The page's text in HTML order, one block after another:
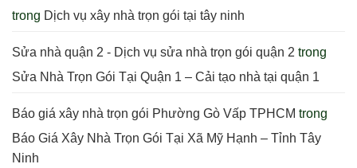
trong Dịch vụ xây nhà trọn gói tại tây ninh
Sửa nhà quận 2 - Dịch vụ sửa nhà trọn gói quận 2 trong
Sửa Nhà Trọn Gói Tại Quận 1 – Cải tạo nhà tại quận 1
Báo giá xây nhà trọn gói Phường Gò Vấp TPHCM trong
Báo Giá Xây Nhà Trọn Gói Tại Xã Mỹ Hạnh – Tỉnh Tây
Ninh